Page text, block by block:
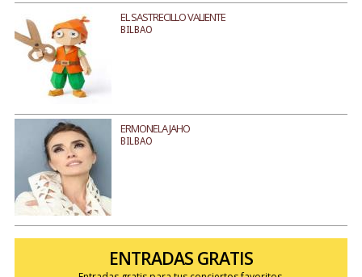
EL SASTRECILLO VALIENTE
BILBAO
ERMONELA JAHO
BILBAO
ENTRADAS GRATIS